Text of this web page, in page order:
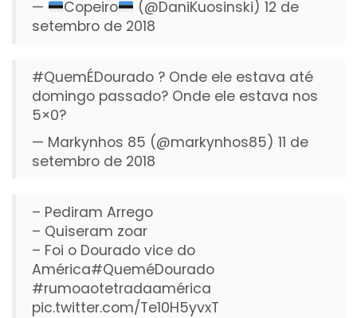
—
Copeiro (@DaniKuosinski) 12 de
setembro de 2018
#QuemÉDourado ? Onde ele estava até
domingo passado? Onde ele estava nos
5×0?
— Markynhos 85 (@markynhos85) 11 de
setembro de 2018
– Pediram Arrego
– Quiseram zoar
– Foi o Dourado vice do
América#QueméDourado
#rumoaotetradaamérica
pic.twitter.com/Te10H5yvxT